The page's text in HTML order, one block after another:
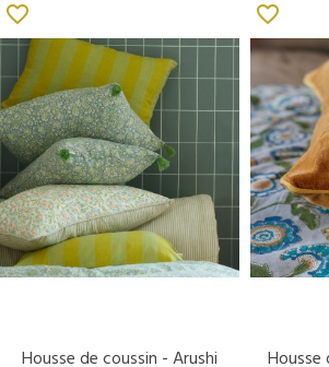
DISPONIBLE
favorite_border
Housse de coussin - Arushi
favorite_border
Housse